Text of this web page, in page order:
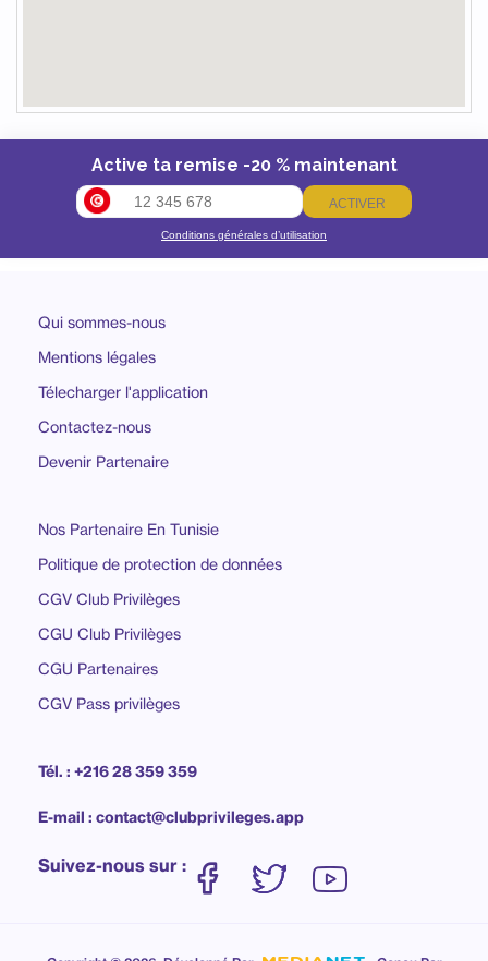
Active ta remise -20 % maintenant
ACTIVER
Conditions générales d’utilisation
Qui sommes-nous
Mentions légales
Télecharger l'application
Contactez-nous
Devenir Partenaire
Nos Partenaire En Tunisie
Politique de protection de données
CGV Club Privilèges
CGU Club Privilèges
CGU Partenaires
CGV Pass privilèges
Tél. : +216 28 359 359
E-mail : contact@clubprivileges.app
Suivez-nous sur :